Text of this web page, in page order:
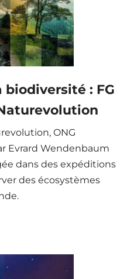
biodiversité : FG
ONG
Evrard Wendenbaum
dans des expéditions
des écosystèmes